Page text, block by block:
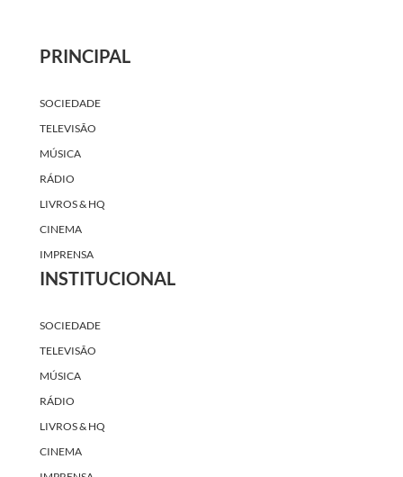
PRINCIPAL
SOCIEDADE
TELEVISÃO
MÚSICA
RÁDIO
LIVROS & HQ
CINEMA
IMPRENSA
INSTITUCIONAL
SOCIEDADE
TELEVISÃO
MÚSICA
RÁDIO
LIVROS & HQ
CINEMA